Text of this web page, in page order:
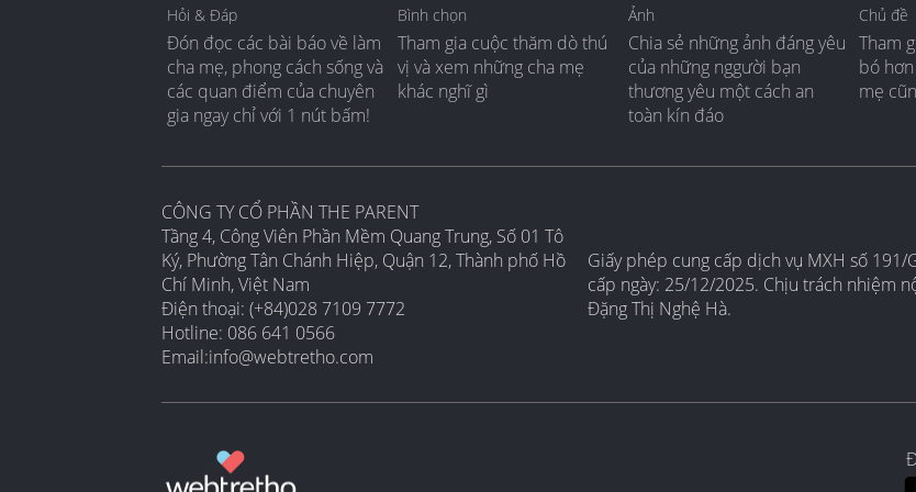
Hỏi & Đáp
Đón đọc các bài báo về làm
cha mẹ, phong cách sống và
các quan điểm của chuyên
gia ngay chỉ với 1 nút bấm!
Bình chọn
Tham gia cuộc thăm dò thú
vị và xem những cha mẹ
khác nghĩ gì
Ảnh
Chia sẻ những ảnh đáng yêu
của những nggười bạn
thương yêu một cách an
toàn kín đáo
Chủ đề
Tham
bó
mẹ
CÔNG TY CỔ PHẦN THE PARENT
Tầng 4, Công Viên Phần Mềm Quang Trung, Số 01 Tô
Ký, Phường Tân Chánh Hiệp, Quận 12, Thành phố Hồ
Chí Minh, Việt Nam
Điện thoại: (+84)028 7109 7772
Hotline: 086 641 0566
Email:info@webtretho.com
Giấy phép cung cấp dịch vụ MXH số 191/
cấp ngày: 25/12/2025. Chịu trách nhiệm
Đặng Thị Nghệ Hà.